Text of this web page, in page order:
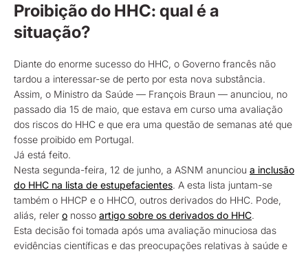
Proibição do HHC: qual é a
situação?
Diante do enorme sucesso do HHC, o Governo francês não
tardou a interessar-se de perto por esta nova substância.
Assim, o Ministro da Saúde — François Braun — anunciou, no
passado dia 15 de maio, que estava em curso uma avaliação
dos riscos do HHC e que era uma questão de semanas até que
fosse proibido em Portugal.
Já está feito.
Nesta segunda-feira, 12 de junho, a ASNM anunciou a inclusão
do HHC na lista de estupefacientes. A esta lista juntam-se
também o HHCP e o HHCO, outros derivados do HHC. Pode,
aliás, reler o nosso artigo sobre os derivados do HHC.
Esta decisão foi tomada após uma avaliação minuciosa das
evidências científicas e das preocupações relativas à saúde e